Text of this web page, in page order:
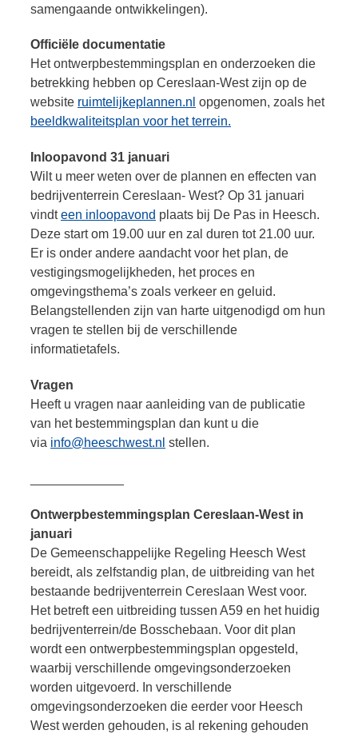
samengaande ontwikkelingen).
Officiële documentatie
Het ontwerpbestemmingsplan en onderzoeken die
betrekking hebben op Cereslaan-West zijn op de
website ruimtelijkeplannen.nl opgenomen, zoals het
beeldkwaliteitsplan voor het terrein.
Inloopavond 31 januari
Wilt u meer weten over de plannen en effecten van
bedrijventerrein Cereslaan- West? Op 31 januari
vindteen inloopavond plaats bij De Pas in Heesch.
Deze start om 19.00 uur en zal duren tot 21.00 uur.
Er is onder andere aandacht voor het plan, de
vestigingsmogelijkheden, het proces en
omgevingsthema’s zoals verkeer en geluid.
Belangstellenden zijn van harte uitgenodigd om hun
vragen te stellen bij de verschillende
informatietafels.
Vragen
Heeft u vragen naar aanleiding van de publicatie
van het bestemmingsplan dan kunt u die
via info@heeschwest.nl stellen.
Ontwerpbestemmingsplan Cereslaan-West in
januari
De Gemeenschappelijke Regeling Heesch West
bereidt, als zelfstandig plan, de uitbreiding van het
bestaande bedrijventerrein Cereslaan West voor.
Het betreft een uitbreiding tussen A59 en het huidig
bedrijventerrein/de Bosschebaan. Voor dit plan
wordt een ontwerpbestemmingsplan opgesteld,
waarbij verschillende omgevingsonderzoeken
worden uitgevoerd. In verschillende
omgevingsonderzoeken die eerder voor Heesch
West werden gehouden, is al rekening gehouden